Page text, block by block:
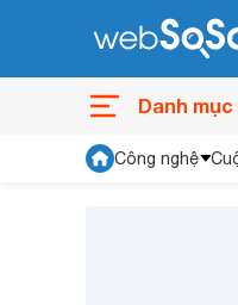
Danh
Công nghệ